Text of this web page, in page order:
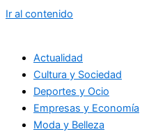
Ir al contenido
Actualidad
Cultura y Sociedad
Deportes y Ocio
Empresas y Economía
Moda y Belleza